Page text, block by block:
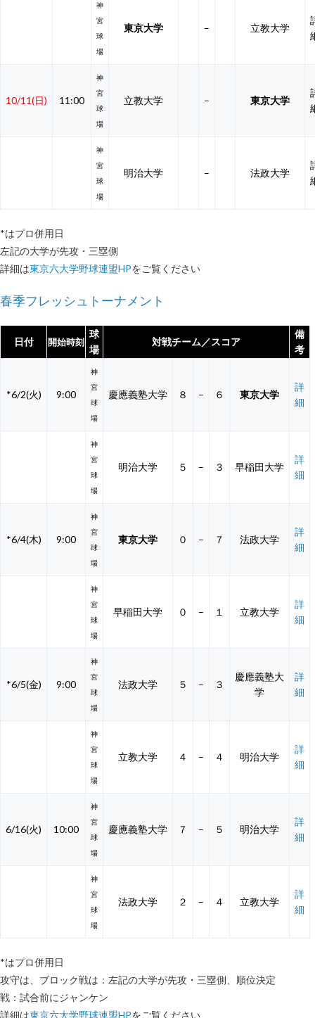
神
宮
球
場
東京大学 – 立教大学
10/11(日) 11:00
神
宮
球
場
立教大学 – 東京大学
神
宮
球
場
明治大学 – 法政大学
*はプロ併用日
左記の大学が先攻・三塁側
詳細は東京六大学野球連盟HPをご覧ください
春季フレッシュトーナメント
日付 開始時刻
球
場
対戦チーム／スコア
備
考
*6/2(火) 9:00
神
宮
球
場
慶應義塾大学 ８ – ６ 東京大学
詳
細
神
宮
球
場
明治大学 ５ – ３ 早稲田大学
詳
細
*6/4(木) 9:00
神
宮
球
場
東京大学 ０ – ７ 法政大学
詳
細
神
宮
球
場
早稲田大学 ０ – １ 立教大学
詳
細
*6/5(金) 9:00
神
宮
球
場
法政大学 ５ – ３
慶應義塾大
学
詳
細
神
宮
球
場
立教大学 ４ – ４ 明治大学
詳
細
6/16(火) 10:00
神
宮
球
場
慶應義塾大学 ７ – ５ 明治大学
詳
細
神
宮
球
場
法政大学 ２ – ４ 立教大学
詳
細
*はプロ併用日
攻守は、ブロック戦は：左記の大学が先攻・三塁側、順位決定
戦：試合前にジャンケン
詳細は東京六大学野球連盟HPをご覧ください